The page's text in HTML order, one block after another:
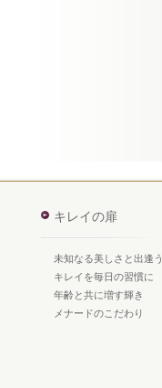
キレイの扉
未知なる美しさと出逢う
キレイを毎日の習慣に
年齢と共に増す輝き
メナードのこだわり